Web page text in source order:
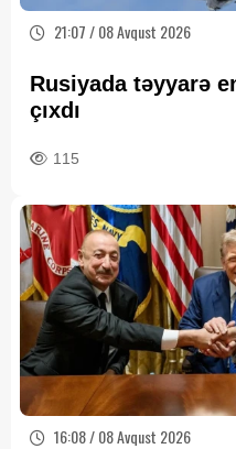
21:07 / 08 Avqust 2026
Rusiyada təyyarə
çıxdı
115
16:08 / 08 Avqust 2026